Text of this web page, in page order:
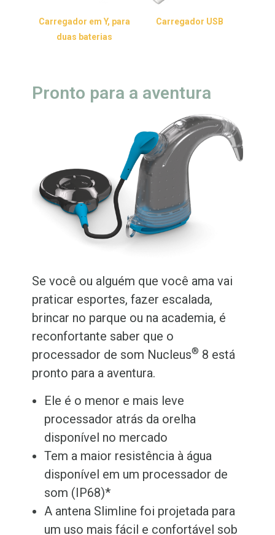
Carregador em Y, para
duas baterias
Carregador USB
Pronto para a aventura
Se você ou alguém que você ama vai
praticar esportes, fazer escalada,
brincar no parque ou na academia, é
reconfortante saber que o
processador de som Nucleus® 8 está
pronto para a aventura.
Ele é o menor e mais leve
processador atrás da orelha
disponível no mercado
Tem a maior resistência à água
disponível em um processador de
som (IP68)*
A antena Slimline foi projetada para
um uso mais fácil e confortável sob